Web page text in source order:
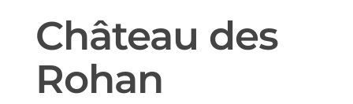
Château des
Rohan